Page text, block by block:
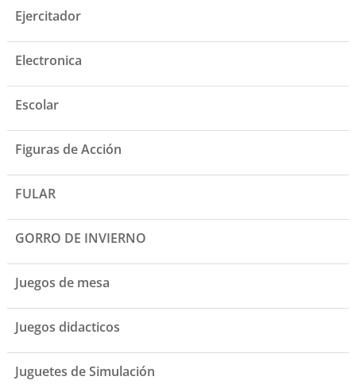
Ejercitador
Electronica
Escolar
Figuras de Acción
FULAR
GORRO DE INVIERNO
Juegos de mesa
Juegos didacticos
Juguetes de Simulación